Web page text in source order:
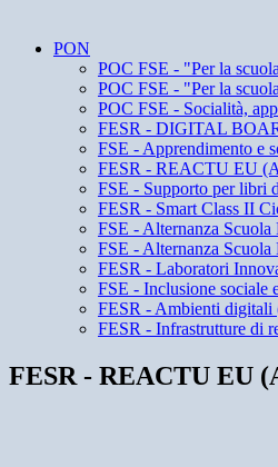
PON
POC FSE - "Per la
POC FSE - "Per la
POC FSE - Socialità,
FESR - DIGITAL
FSE - Apprendimento e
FESR - REACTU EU
FSE - Supporto per libri
FESR - Smart Class II
FSE - Alternanza
FSE - Alternanza
FESR - Laboratori
FSE - Inclusione sociale
FESR - Ambienti digitali
FESR - Infrastrutture di
FESR - REACTU EU